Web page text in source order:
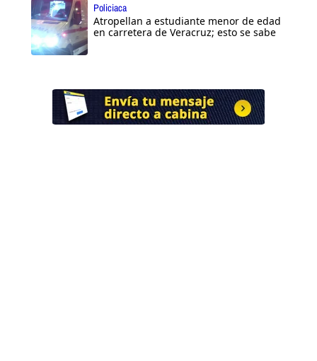
Policiaca
Atropellan a estudiante menor de edad
en carretera de Veracruz; esto se sabe